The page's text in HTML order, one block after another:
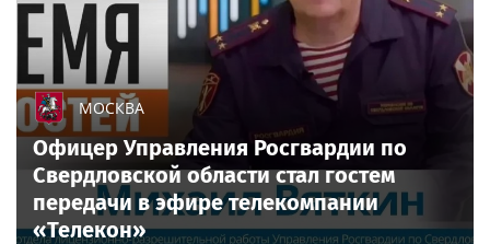
МОСКВА
Офицер Управления Росгвардии по
Свердловской области стал гостем
передачи в эфире телекомпании
«Телекон»